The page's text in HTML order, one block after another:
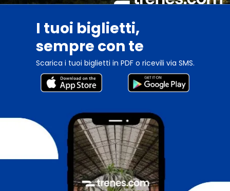
I tuoi biglietti,
sempre con te
Scarica i tuoi biglietti in PDF o ricevili via SMS.